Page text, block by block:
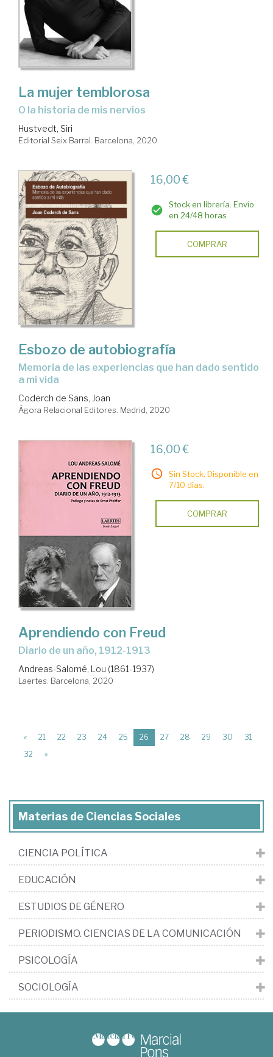
La mujer temblorosa
o la historia de mis nervios
Hustvedt, Siri
Editorial Seix Barral. Barcelona, 2020
16,00 €
Stock en librería. Envío
en 24/48 horas
COMPRAR
Esbozo de autobiografía
memoria de las experiencias que han dado sentido
a mi vida
Coderch de Sans, Joan
Ágora Relacional Editores. Madrid, 2020
16,00 €
Sin Stock. Disponible en
7/10 días.
COMPRAR
Aprendiendo con Freud
Diario de un año, 1912-1913
Andreas-Salomé, Lou (1861-1937)
Laertes. Barcelona, 2020
« 21 22 23 24 25 26 (current)
27 28 29 30
31
32
»
Materias de Ciencias Sociales
CIENCIA POLÍTICA
EDUCACIÓN
ESTUDIOS DE GÉNERO
PERIODISMO. CIENCIAS DE LA COMUNICACIÓN
PSICOLOGÍA
SOCIOLOGÍA